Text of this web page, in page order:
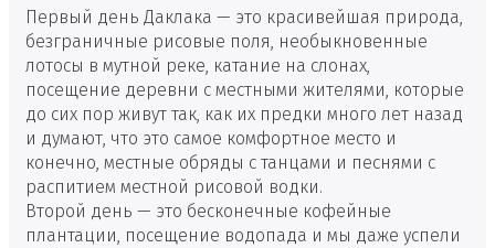
Первый день Даклака — это красивейшая природа,
безграничные рисовые поля, необыкновенные
лотосы в мутной реке, катание на слонах,
посещение деревни с местными жителями, которые
до сих пор живут так, как их предки много лет назад
и думают, что это самое комфортное место и
конечно, местные обряды с танцами и песнями с
распитием местной рисовой водки.
Второй день — это бесконечные кофейные
плантации, посещение водопада и мы даже успели